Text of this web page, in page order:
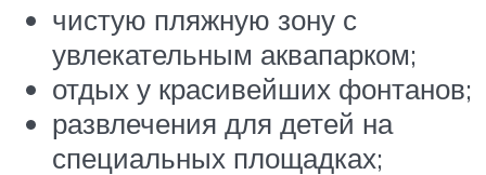
чистую пляжную зону с
увлекательным аквапарком;
отдых у красивейших фонтанов;
развлечения для детей на
специальных площадках;